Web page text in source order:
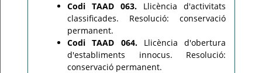
Codi TAAD 063. Llicència d'activitats
classificades. Resolució: conservació
permanent.
Codi TAAD 064.Llicència d'obertura
d'establiments innocus. Resolució:
conservació permanent.